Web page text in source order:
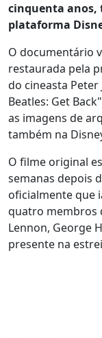
cinquenta anos,
plataforma
O documentário
restaurada pela
do cineasta Peter
Beatles: Get
as imagens de
também na
O filme original
semanas depois
oficialmente que
quatro membros
Lennon, George
presente na